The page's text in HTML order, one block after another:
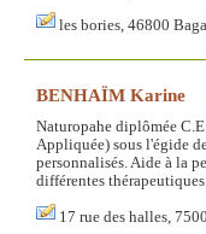
les bories, 46800
BENHAÏM Karine
Naturopahe diplômée
Appliquée) sous l'égide
personnalisés. Aide à la
différentes
17 rue des halles,